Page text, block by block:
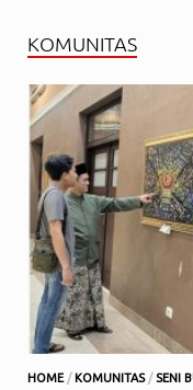
KOMUNITAS
HOME / KOMUNITAS/ SENI